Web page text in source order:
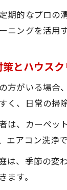
期的なプロの
ニングを活用
とハウス
方がいる場合
く、日常の掃
は、カーペッ
エアコン洗浄
は、季節の変
ます。